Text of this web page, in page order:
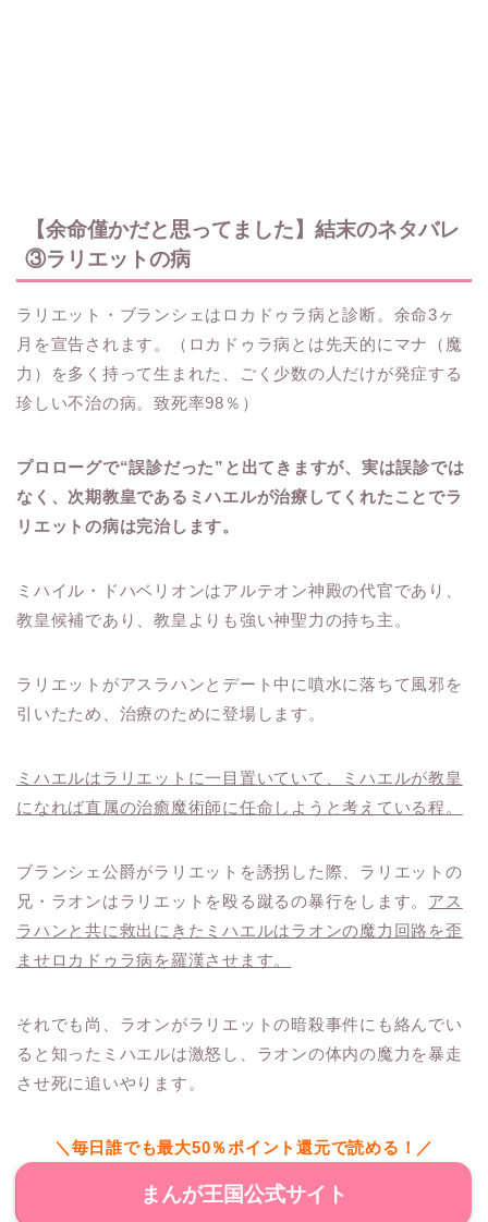
【余命僅かだと思ってました】結末のネタバレ
③ラリエットの病
ラリエット・ブランシェはロカドゥラ病と診断。余命3ヶ
月を宣告されます。（ロカドゥラ病とは先天的にマナ（魔
力）を多く持って生まれた、ごく少数の人だけが発症する
珍しい不治の病。致死率98％）
プロローグで“誤診だった”と出てきますが、実は誤診では
なく、次期教皇であるミハエルが治療してくれたことでラ
リエットの病は完治します。
ミハイル・ドハベリオンはアルテオン神殿の代官であり、
教皇候補であり、教皇よりも強い神聖力の持ち主。
ラリエットがアスラハンとデート中に噴水に落ちて風邪を
引いたため、治療のために登場します。
ミハエルはラリエットに一目置いていて、ミハエルが教皇
になれば直属の治癒魔術師に任命しようと考えている程。
ブランシェ公爵がラリエットを誘拐した際、ラリエットの
兄・ラオンはラリエットを殴る蹴るの暴行をします。 アス
ラハンと共に救出にきたミハエルはラオンの魔力回路を歪
ませロカドゥラ病を羅漢させます。
それでも尚、ラオンがラリエットの暗殺事件にも絡んでい
ると知ったミハエルは激怒し、ラオンの体内の魔力を暴走
させ死に追いやります。
＼毎日誰でも最大50％ポイント還元で読める！／
まんが王国公式サイト